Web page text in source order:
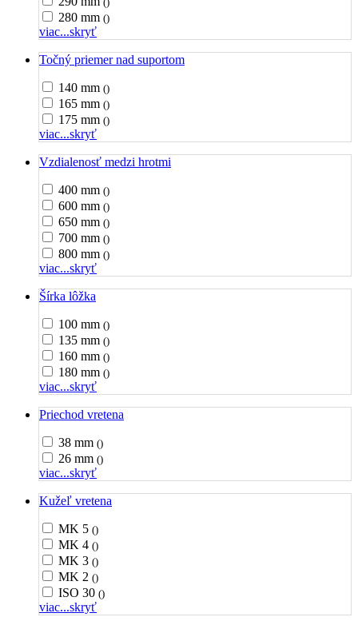
280 mm ()
viac...skryť
Točný priemer nad suportom
140 mm ()
165 mm ()
175 mm ()
viac...skryť
Vzdialenosť medzi hrotmi
400 mm ()
600 mm ()
650 mm ()
700 mm ()
800 mm ()
viac...skryť
Šírka lôžka
100 mm ()
135 mm ()
160 mm ()
180 mm ()
viac...skryť
Priechod vretena
38 mm ()
26 mm ()
viac...skryť
Kužeľ vretena
MK 5 ()
MK 4 ()
MK 3 ()
MK 2 ()
ISO 30 ()
viac...skryť